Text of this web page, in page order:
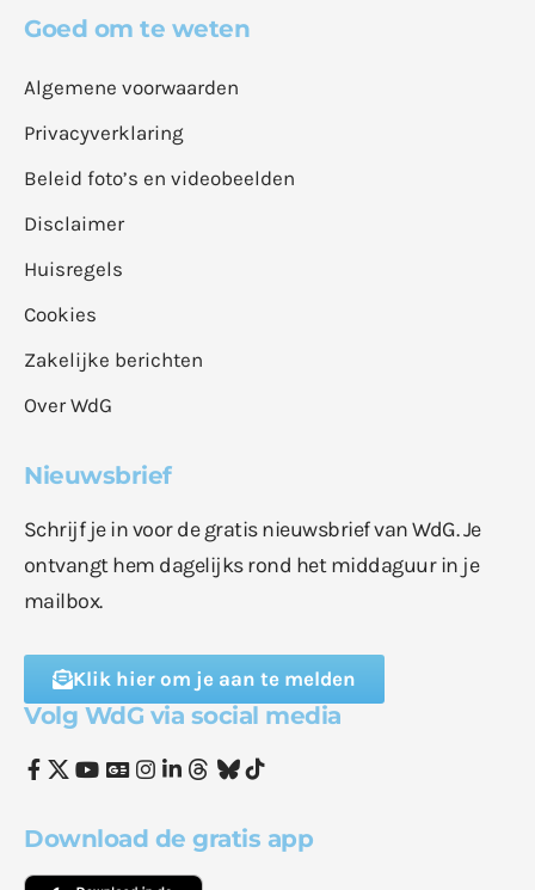
Goed om te weten
Algemene voorwaarden
Privacyverklaring
Beleid foto’s en videobeelden
Disclaimer
Huisregels
Cookies
Zakelijke berichten
Over WdG
Nieuwsbrief
Schrijf je in voor de gratis nieuwsbrief van WdG. Je
ontvangt hem dagelijks rond het middaguur in je
mailbox.
Klik hier om je aan te melden
Volg WdG via social media
Download de gratis app